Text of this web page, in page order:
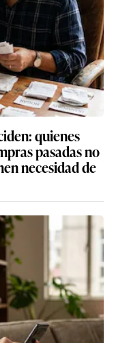
quienes
pasadas no
necesidad de